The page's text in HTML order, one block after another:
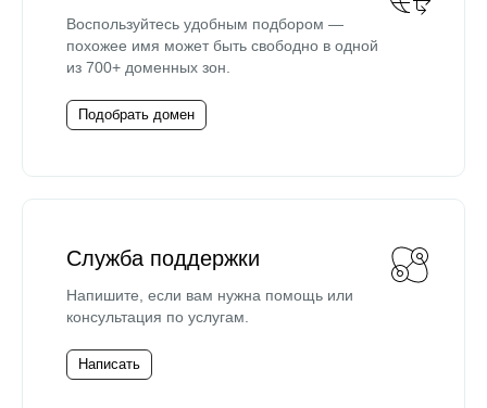
Воспользуйтесь удобным подбором —
похожее имя может быть свободно в одной
из 700+ доменных зон.
Подобрать домен
Служба поддержки
Напишите, если вам нужна помощь или
консультация по услугам.
Написать